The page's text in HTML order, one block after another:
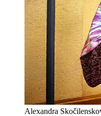
Alexandra